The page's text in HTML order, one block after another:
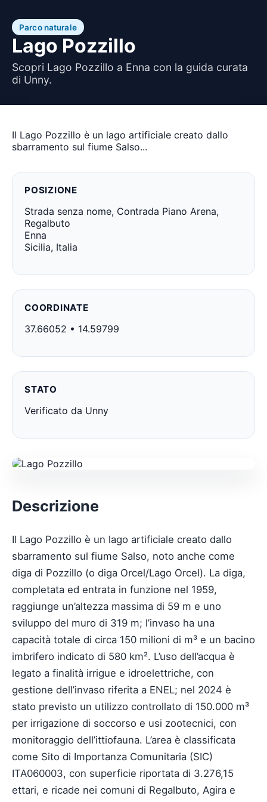
Parco naturale
Lago Pozzillo
Scopri Lago Pozzillo a Enna con la guida curata
di Unny.
Il Lago Pozzillo è un lago artificiale creato dallo
sbarramento sul fiume Salso...
POSIZIONE
Strada senza nome, Contrada Piano Arena,
Regalbuto
Enna
Sicilia, Italia
COORDINATE
37.66052 • 14.59799
STATO
Verificato da Unny
Descrizione
Il Lago Pozzillo è un lago artificiale creato dallo
sbarramento sul fiume Salso, noto anche come
diga di Pozzillo (o diga Orcel/Lago Orcel). La diga,
completata ed entrata in funzione nel 1959,
raggiunge un’altezza massima di 59 m e uno
sviluppo del muro di 319 m; l’invaso ha una
capacità totale di circa 150 milioni di m³ e un bacino
imbrifero indicato di 580 km². L’uso dell’acqua è
legato a finalità irrigue e idroelettriche, con
gestione dell’invaso riferita a ENEL; nel 2024 è
stato previsto un utilizzo controllato di 150.000 m³
per irrigazione di soccorso e usi zootecnici, con
monitoraggio dell’ittiofauna. L’area è classificata
come Sito di Importanza Comunitaria (SIC)
ITA060003, con superficie riportata di 3.276,15
ettari, e ricade nei comuni di Regalbuto, Agira e